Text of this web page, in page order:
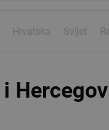
Hrvatska Svijet